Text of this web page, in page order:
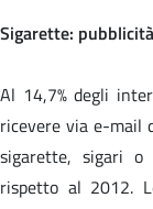
Sigarette:
Al 14,7% degli
ricevere via e-mail
sigarette, sigari o
rispetto al 2012.